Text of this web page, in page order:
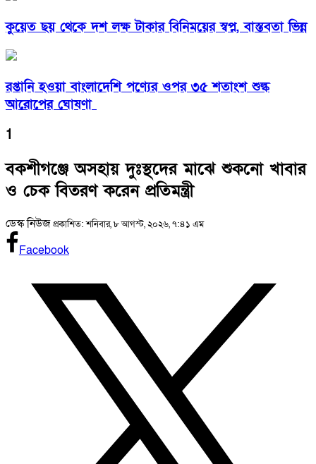
কুয়েত ছয় থেকে দশ লক্ষ টাকার বিনিময়ের স্বপ্ন, বাস্তবতা ভিন্ন
রপ্তানি হওয়া বাংলাদেশি পণ্যের ওপর ৩৫ শতাংশ শুল্ক
আরোপের ঘোষণা
1
বকশীগঞ্জে অসহায় দুঃস্থদের মাঝে শুকনো খাবার
ও চেক বিতরণ করেন প্রতিমন্ত্রী
ডেস্ক নিউজপ্রকাশিত: শনিবার, ৮ আগস্ট, ২০২৬, ৭:৪১ এম
Facebook